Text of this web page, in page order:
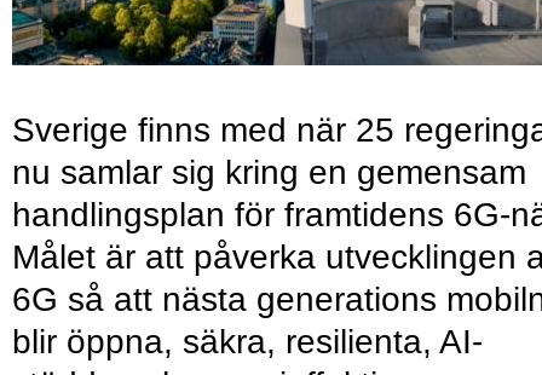
Sverige finns med när 25
nu samlar sig kring en gemensam
handlingsplan för framtidens 6G-
Målet är att påverka utvecklingen
6G så att nästa generations
blir öppna, säkra, resilienta, AI-